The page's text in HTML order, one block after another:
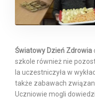
Światowy Dzień Zdrowia
szkole również nie
Ia uczestniczyła w
także zabawach
Uczniowie mogli